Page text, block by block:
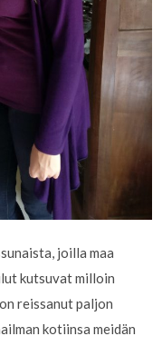
joilla maa
kutsuvat milloin
reissanut paljon
kotiinsa meidän